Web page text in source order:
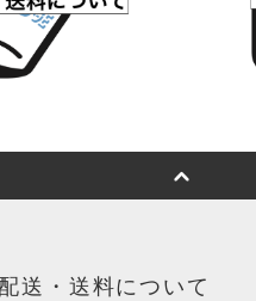
配送・送料について